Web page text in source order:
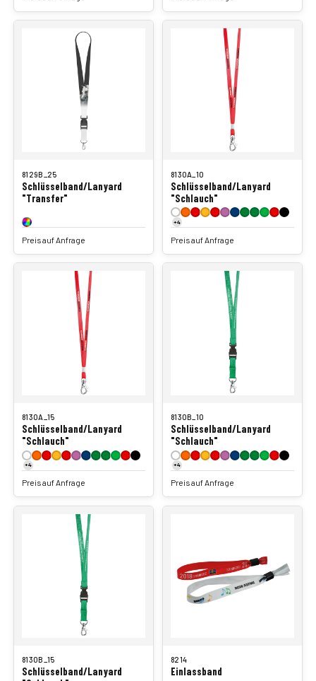
8129B_25
Schlüsselband/Lanyard
"Transfer"
Preis auf Anfrage
8130A_10
Schlüsselband/Lanyard
"Schlauch"
+4
Preis auf Anfrage
8130A_15
Schlüsselband/Lanyard
"Schlauch"
+4
Preis auf Anfrage
8130B_10
Schlüsselband/Lanyard
"Schlauch"
+4
Preis auf Anfrage
8130B_15
Schlüsselband/Lanyard
8214
Einlassband